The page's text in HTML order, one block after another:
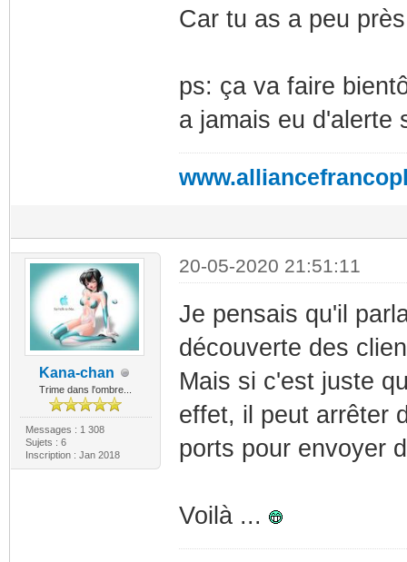
Car tu as a peu
ps: ça va faire
a jamais eu d'alerte
Kana-chan
Trime dans l'ombre...
Messages : 1 308
Sujets : 6
Inscription : Jan 2018
20-05-2020 21:51:11
Je pensais qu'il
découverte des
Mais si c'est juste
effet, il peut arrêter
ports pour envoyer
Voilà ...